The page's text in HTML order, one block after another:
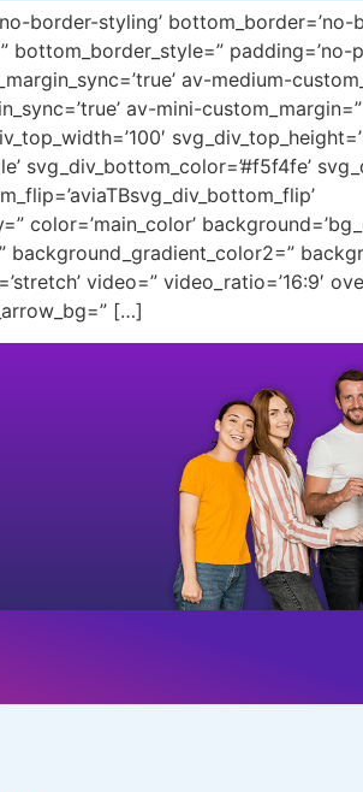
border-styling’ bottom_border=’no-
padding=’no-
av-medium-
av-mini-
svg_div_bottom_color=’#f5f4fe’
color=’main_color’
video=” video_ratio=’16:9′
[…]